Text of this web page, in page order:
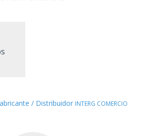
/ Distribuidor INTERG COMERCIO